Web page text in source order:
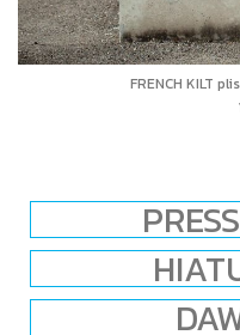
FRENCH KILT